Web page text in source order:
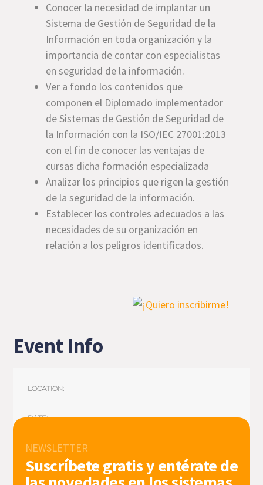
Conocer la necesidad de implantar un
Sistema de Gestión de Seguridad de la
Información en toda organización y la
importancia de contar con especialistas
en seguridad de la información.
Ver a fondo los contenidos que
componen el Diplomado implementador
de Sistemas de Gestión de Seguridad de
la Información con la ISO/IEC 27001:2013
con el fin de conocer las ventajas de
cursas dicha formación especializada
Analizar los principios que rigen la gestión
de la seguridad de la información.
Establecer los controles adecuados a las
necesidades de su organización en
relación a los peligros identificados.
Event Info
LOCATION:
DATE:
TIME:
PHONE:
NEWSLETTER
Suscríbete gratis y entérate de